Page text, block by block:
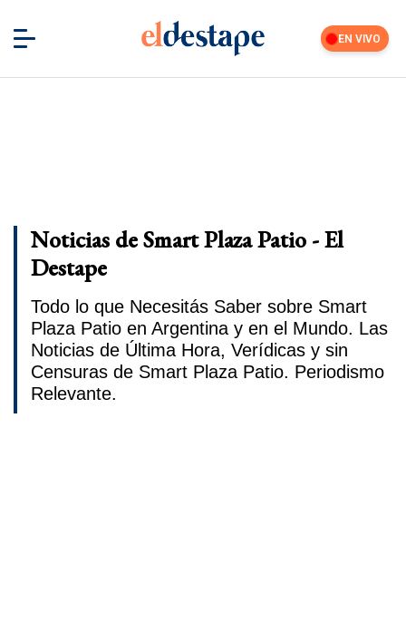
EN VIVO
Noticias de Smart Plaza Patio - El
Destape
Todo lo que Necesitás Saber sobre Smart
Plaza Patio en Argentina y en el Mundo. Las
Noticias de Última Hora, Verídicas y sin
Censuras de Smart Plaza Patio. Periodismo
Relevante.